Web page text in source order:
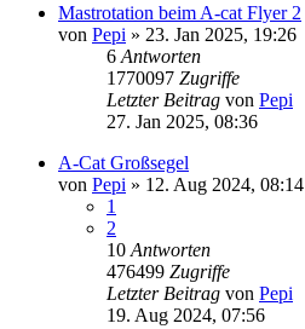
Mastrotation beim A-cat Flyer 2
von Pepi » 23. Jan 2025, 19:26
6 Antworten
1770097 Zugriffe
Letzter Beitrag von Pepi
27. Jan 2025, 08:36
A-Cat Großsegel
von Pepi » 12. Aug 2024, 08:14
1
2
10 Antworten
476499 Zugriffe
Letzter Beitrag von Pepi
19. Aug 2024, 07:56